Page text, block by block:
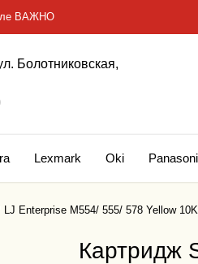
ВАЖНО
Болотниковская,
Lexmark Oki
Enterprise M554/ 555/ 578 Yellow 10K
Картридж